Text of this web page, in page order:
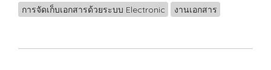
การจัดเก็บเอกสารด้วยระบบ Electronic
งานเอกสาร